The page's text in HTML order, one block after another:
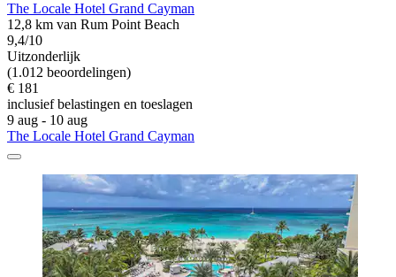
The Locale Hotel Grand Cayman
12,8 km van Rum Point Beach
9,4/10
Uitzonderlijk
(1.012 beoordelingen)
€ 181
inclusief belastingen en toeslagen
9 aug - 10 aug
The Locale Hotel Grand Cayman